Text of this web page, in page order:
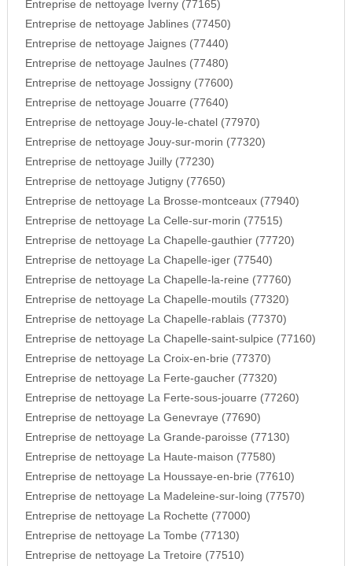
Entreprise de nettoyage Iverny (77165)
Entreprise de nettoyage Jablines (77450)
Entreprise de nettoyage Jaignes (77440)
Entreprise de nettoyage Jaulnes (77480)
Entreprise de nettoyage Jossigny (77600)
Entreprise de nettoyage Jouarre (77640)
Entreprise de nettoyage Jouy-le-chatel (77970)
Entreprise de nettoyage Jouy-sur-morin (77320)
Entreprise de nettoyage Juilly (77230)
Entreprise de nettoyage Jutigny (77650)
Entreprise de nettoyage La Brosse-montceaux (77940)
Entreprise de nettoyage La Celle-sur-morin (77515)
Entreprise de nettoyage La Chapelle-gauthier (77720)
Entreprise de nettoyage La Chapelle-iger (77540)
Entreprise de nettoyage La Chapelle-la-reine (77760)
Entreprise de nettoyage La Chapelle-moutils (77320)
Entreprise de nettoyage La Chapelle-rablais (77370)
Entreprise de nettoyage La Chapelle-saint-sulpice (77160)
Entreprise de nettoyage La Croix-en-brie (77370)
Entreprise de nettoyage La Ferte-gaucher (77320)
Entreprise de nettoyage La Ferte-sous-jouarre (77260)
Entreprise de nettoyage La Genevraye (77690)
Entreprise de nettoyage La Grande-paroisse (77130)
Entreprise de nettoyage La Haute-maison (77580)
Entreprise de nettoyage La Houssaye-en-brie (77610)
Entreprise de nettoyage La Madeleine-sur-loing (77570)
Entreprise de nettoyage La Rochette (77000)
Entreprise de nettoyage La Tombe (77130)
Entreprise de nettoyage La Tretoire (77510)